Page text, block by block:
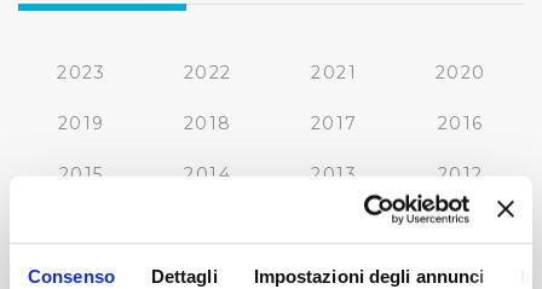
Consenso Dettagli Impostazioni degli annunci
2023 2022 2021 2020
2019 2018 2017 2016
2015 2014 2013 2012
2008
2007 2006 2005